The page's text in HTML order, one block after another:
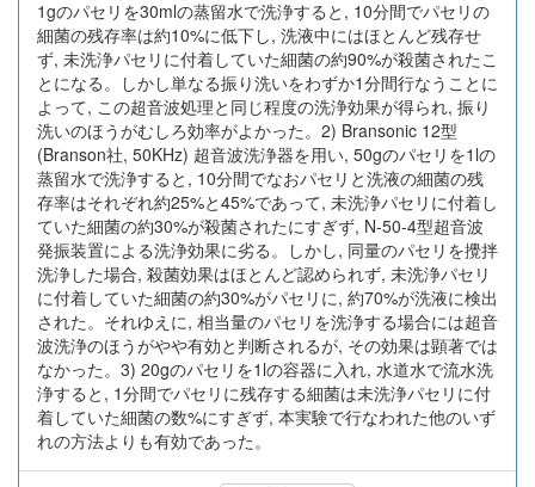
1gのパセリを30mlの蒸留水で洗浄すると, 10分間でパセリの
細菌の残存率は約10%に低下し, 洗液中にはほとんど残存せ
ず, 未洗浄パセリに付着していた細菌の約90%が殺菌されたこ
とになる。しかし単なる振り洗いをわずか1分間行なうことに
よって, この超音波処理と同じ程度の洗浄効果が得られ, 振り
洗いのほうがむしろ効率がよかった。2) Bransonic 12型
(Branson社, 50KHz) 超音波洗浄器を用い, 50gのパセリを1lの
蒸留水で洗浄すると, 10分間でなおパセリと洗液の細菌の残
存率はそれぞれ約25%と45%であって, 未洗浄パセリに付着し
ていた細菌の約30%が殺菌されたにすぎず, N-50-4型超音波
発振装置による洗浄効果に劣る。しかし, 同量のパセリを攪拌
洗浄した場合, 殺菌効果はほとんど認められず, 未洗浄パセリ
に付着していた細菌の約30%がパセリに, 約70%が洗液に検出
された。それゆえに, 相当量のパセリを洗浄する場合には超音
波洗浄のほうがやや有効と判断されるが, その効果は顕著では
なかった。3) 20gのパセリを1lの容器に入れ, 水道水で流水洗
浄すると, 1分間でパセリに残存する細菌は未洗浄パセリに付
着していた細菌の数%にすぎず, 本実験で行なわれた他のいず
れの方法よりも有効であった。